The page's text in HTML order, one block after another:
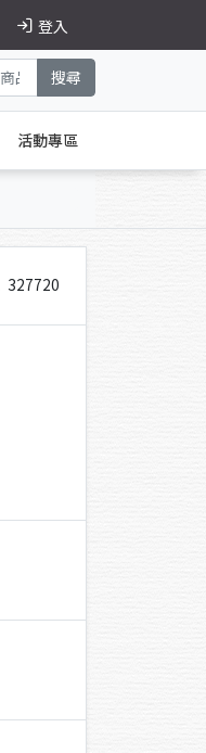
登入
大紅麴特惠組
搜尋
活動專區
327720